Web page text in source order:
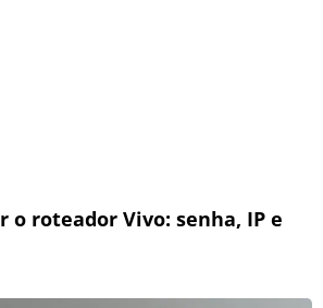
o roteador Vivo: senha, IP e